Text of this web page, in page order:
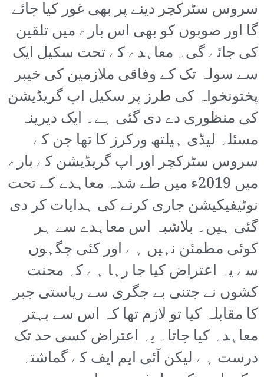
سروس سٹرکچر دینے پر بھی غور کیا جائے
گا اور صوبوں کو بھی اس بارے میں تلقین
کی جائے گی۔ معاہدے کے تحت سکیل ایک
سے سولہ تک کے وفاقی ملازمین کی خیبر
پختونخواہ کی طرز پر سکیل اپ گریڈیشن
کی منظوری دے دی گئی ہے۔ ایک دیرینہ
مسئلہ لیڈی ہیلتھ ورکرز کا تھا جن کے
سروس سٹرکچر اور اپ گریڈیشن کے بارے
میں 2019ء میں طے شدہ معاہدے کے تحت
نوٹیفیکیشن جاری کرنے کی ہدایات کر دی
گئی ہیں۔ بلاشبہ اس معاہدے سے ہر
کوئی مطمئن نہیں ہے اور کئی جگہوں
سے یہ اعتراض کیا جا رہا ہے کہ محنت
کشوں نے جتنی بے جگری سے ریاستی جبر
کا مقابلہ کیا تو لازم تھا کہ اس سے بہتر
معاہدہ کیا جاتا۔ یہ اعتراض کسی حد تک
درست ہے لیکن آئی ایم ایف کے گماشتہ